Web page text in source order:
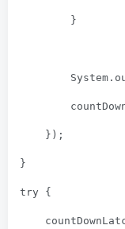
}
});
}
try {